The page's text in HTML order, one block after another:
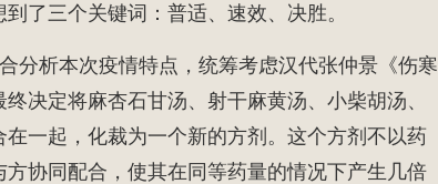
了三个关键词：普适、速效、决胜。
分析本次疫情特点，统筹考虑汉代张仲景《伤寒
决定将麻杏石甘汤、射干麻黄汤、小柴胡汤、
一起，化裁为一个新的方剂。这个方剂不以药
协同配合，使其在同等药量的情况下产生几倍